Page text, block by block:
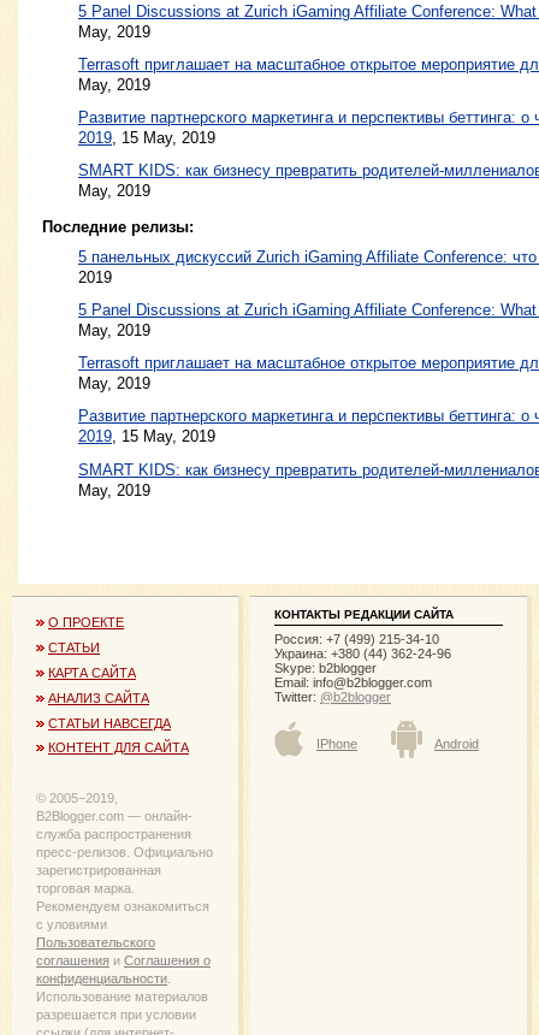
5 Panel Discussions at Zurich iGaming Affiliate Conference:
May, 2019
Terrasoft приглашает на масштабное открытое мероприятие
May, 2019
Развитие партнерского маркетинга и перспективы беттинга:
2019 15 May, 2019
SMART KIDS: как бизнесу превратить родителей-
May, 2019
Последние релизы:
5 панельных дискуссий Zurich iGaming Affiliate Conference:
2019
5 Panel Discussions at Zurich iGaming Affiliate Conference:
May, 2019
Terrasoft приглашает на масштабное открытое мероприятие
May, 2019
Развитие партнерского маркетинга и перспективы беттинга:
2019, 15 May, 2019
SMART KIDS: как бизнесу превратить родителей-
May, 2019
О ПРОЕКТЕ
СТАТЬИ
КАРТА САЙТА
АНАЛИЗ САЙТА
СТАТЬИ НАВСЕГДА
КОНТЕНТ ДЛЯ САЙТА
© 2005−2019,
B2Blogger.com — онлайн-
служба распространения
пресс-релизов. Официально
зарегистрированная
торговая марка.
Рекомендуем ознакомиться
с уловиями
Пользовательского
соглашения и Соглашения о
конфиденциальности
Использование материалов
разрешается при условии
КОНТАКТЫ РЕДАКЦИИ САЙТА
Россия: +7 (499) 215-34-10
Украина: +380 (44) 362-24-96
Skype: b2blogger
Email: info@b2blogger.com
Twitter: @b2blogger
IPhone Android